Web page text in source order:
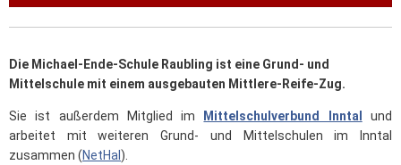
Die Michael-Ende-Schule Raubling ist eine Grund- und
Mittelschule mit einem ausgebauten Mittlere-Reife-Zug.
Sie ist außerdem Mitglied im Mittelschulverbund Inntal
und
arbeitet mit weiteren Grund- und Mittelschulen im Inntal
zusammen (NetHaI ).